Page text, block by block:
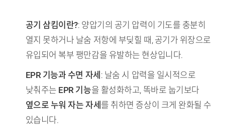
TL;DR (핵심 요약)
공기 삼킴이란?: 양압기의 공기 압력이 기도를 충분히
열지 못하거나 날숨 저항에 부딪힐 때, 공기가 위장으로
유입되어 복부 팽만감을 유발하는 현상입니다.
EPR 기능과 수면 자세 : 날숨 시 압력을 일시적으로
낮춰주는 EPR 기능을 활성화하고, 똑바로 눕기보다
옆으로 누워 자는 자세 를 취하면 증상이 크게 완화될 수
있습니다.